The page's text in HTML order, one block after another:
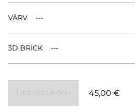
VÄRV
3D BRICK
45,00 €